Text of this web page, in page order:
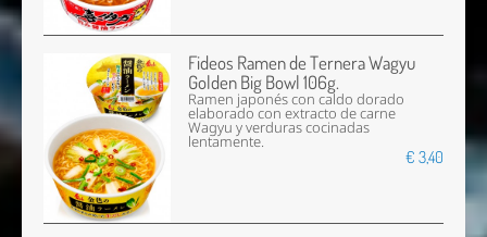
Fideos Ramen de Ternera Wagyu
Golden Big Bowl 106g.
Ramen japonés con caldo dorado
elaborado con extracto de carne
Wagyu y verduras cocinadas
lentamente.
€ 3,40